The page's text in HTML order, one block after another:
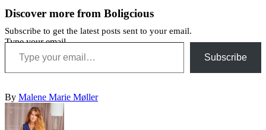
Discover more from Boligcious
Subscribe to get the latest posts sent to your email.
Type your email…
Subscribe
By Malene Marie Møller